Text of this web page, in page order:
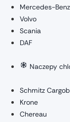
Mercedes-Benz
Volvo
Scania
DAF
Naczepy
Schmitz
Krone
Chereau